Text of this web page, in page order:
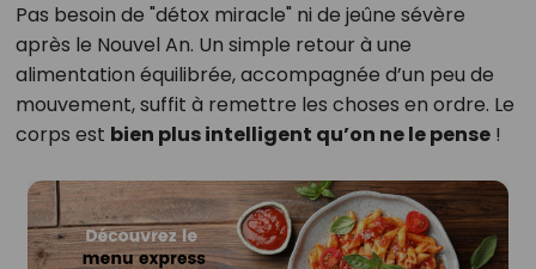
Pas besoin de "détox miracle" ni de jeûne sévère
après le Nouvel An. Un simple retour à une
alimentation équilibrée, accompagnée d’un peu de
mouvement, suffit à remettre les choses en ordre. Le
corps est bien plus intelligent qu’on ne le pense!